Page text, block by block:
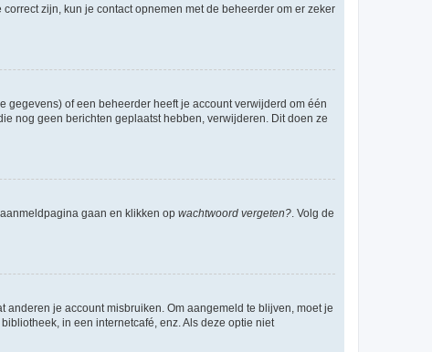
zijn, kun je contact opnemen met de beheerder om er zeker
gegevens) of een beheerder heeft je account verwijderd om één
nog geen berichten geplaatst hebben, verwijderen. Dit doen ze
gaan en klikken op wachtwoord vergeten?. Volg de
je account misbruiken. Om aangemeld te blijven, moet je
in een internetcafé, enz. Als deze optie niet